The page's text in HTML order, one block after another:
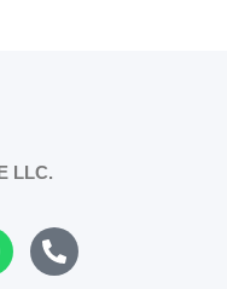
LLC.